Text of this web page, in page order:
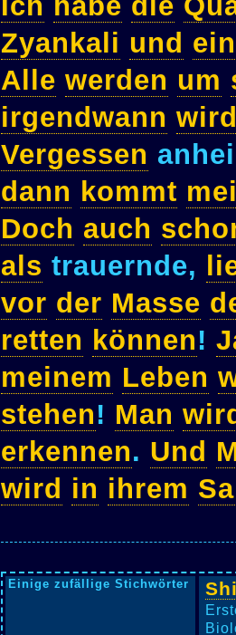
Zyankali und
Alle werden um
irgendwann
Vergessen
dann kommt
Doch auch
als trauernde,
vor der Masse
retten können!
meinem Leben
stehen! Man
erkennen. Und
wird in ihrem
Einige zufällige Stichwörter